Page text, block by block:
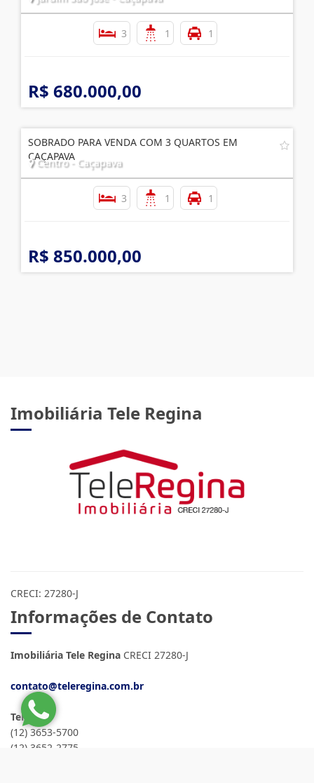
3 1 1
R$ 680.000,00
SOBRADO PARA VENDA COM 3 QUARTOS EM
CAÇAPAVA
Centro - Caçapava
3 1 1
R$ 850.000,00
Imobiliária Tele Regina
CRECI: 27280-J
Informações de Contato
Imobiliária Tele Regina CRECI 27280-J
contato@teleregina.com.br
Telefone
(12) 3653-5700
(12) 3652-2775